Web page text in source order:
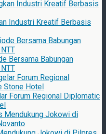
Industri Kreatif Berbasis
Bersama Babungan
Forum Regional Diplomatic